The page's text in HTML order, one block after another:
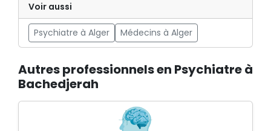
Voir aussi
Psychiatre à Alger Médecins à Alger
Autres professionnels en Psychiatre à
Bachedjerah